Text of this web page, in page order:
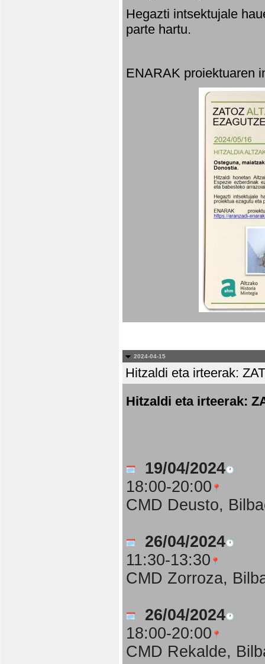
Hegazti intsektujale
parte hartu.
ENARAK proiektuaren
2024-04-15
Hitzaldi eta irteerak:
Hitzaldi eta irteerak:
19/04/2024
18:00-20:00
CMD Deusto,
26/04/2024
11:30-13:30
CMD Zorroza,
26/04/2024
18:00-20:00
CMD Rekalde,